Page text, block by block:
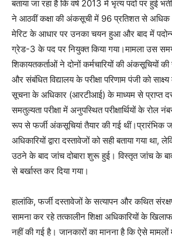
बताया जा रहा है कि वर्ष 2013 में भृत्य पदों पर हुई
ने आठवीं कक्षा की अंकसूची में 96 प्रतिशत से
मेरिट के आधार पर उनका चयन हुआ और बाद में
ग्रेड-3 के पद पर नियुक्त किया गया।मामला उस
शिकायतकर्ताओं ने दोनों कर्मचारियों की अंकसूचियों
और संबंधित विद्यालय के परीक्षा परिणाम पंजी को
सूचना के अधिकार (आरटीआई) के माध्यम से प्राप्त
समतुल्यता परीक्षा में अनुपस्थित परीक्षार्थियों के रोल
रूप से फर्जी अंकसूचियां तैयार की गई थीं।प्रारंभिक
अधिकारियों द्वारा दस्तावेजों को सही बताया गया था,
उठने के बाद जांच दोबारा शुरू हुई। विस्तृत जांच के बाद
से बर्खास्त कर दिया गया।
हालांकि, फर्जी दस्तावेजों के सत्यापन और कथित
सामना कर रहे तत्कालीन शिक्षा अधिकारियों के
नहीं की गई है। जानकारों का मानना है कि ऐसे मामलों